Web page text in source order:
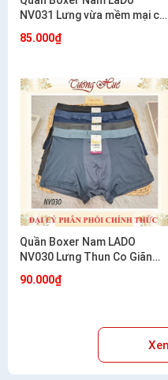
NV031 Lưng vừa mềm mại co
85.000₫
Quần Boxer Nam LADO
NV030 Lưng Thun Co Giãn
90.000₫